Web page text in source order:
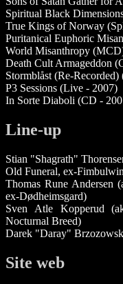
Spiritual Black
True Kings of Norway
Puritanical Euphoric
World Misanthropy
Death Cult Armageddon
Stormblåst (Re-
P3 Sessions (Live - 2007)
In Sorte Diaboli (CD -
Line-up
Stian "Shagrath"
Old Funeral, ex-
Thomas Rune Andersen
ex-Dødheimsgard)
Sven Atle Kopperud
Nocturnal Breed)
Darek "Daray"
Site web